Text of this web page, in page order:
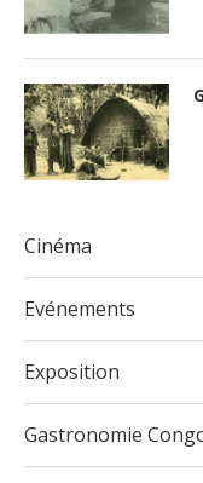
Cinéma
Evénements
Exposition
Gastronomie